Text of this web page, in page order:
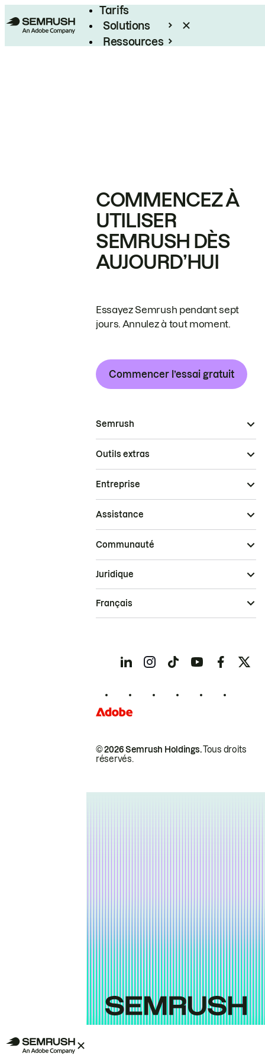
Tarifs
Solutions
Ressources
COMMENCEZ À
UTILISER
SEMRUSH DÈS
AUJOURD’HUI
Essayez Semrush pendant sept
jours. Annulez à tout moment.
Commencer l’essai gratuit
Semrush
Outils extras
Entreprise
Assistance
Communauté
© 2026 Semrush Holdings.Tous droits
réservés.
Juridique
Français